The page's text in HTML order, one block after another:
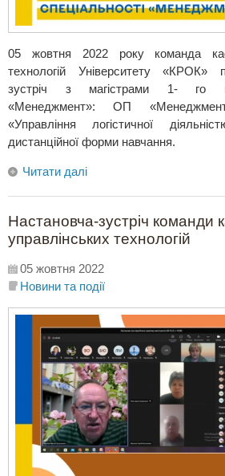
05 жовтня 2022 року команда
технологій Університету «КРОК»
зустріч з магістрами 1- го
«Менеджмент»: ОП
«Управління логістичної
дистанційної форми навчання.
Читати далі
Настановча-зустріч команди
управлінських технологій
05 жовтня 2022
Новини та події